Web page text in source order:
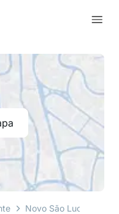
Novo São Lucas